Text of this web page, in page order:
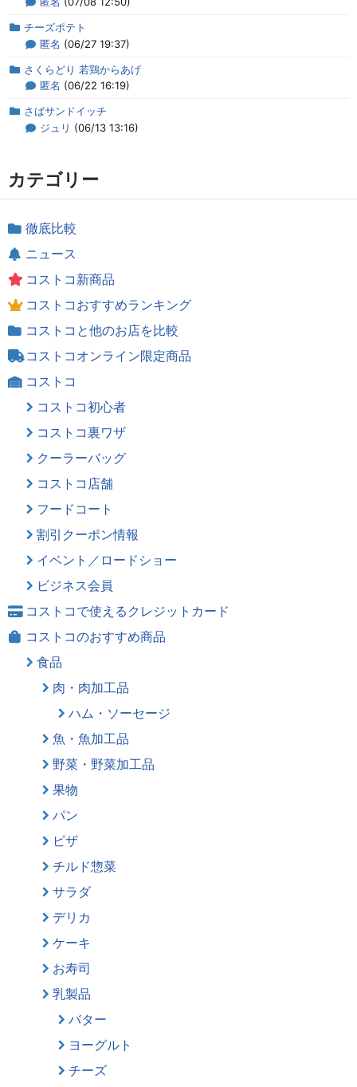
チーズポテト
匿名 (06/27 19:37)
さくらどり 若鶏からあげ
匿名 (06/22 16:19)
さばサンドイッチ
ジュリ (06/13 13:16)
カテゴリー
徹底比較
ニュース
コストコ新商品
コストコおすすめランキング
コストコと他のお店を比較
コストコオンライン限定商品
コストコ
コストコ初心者
コストコ裏ワザ
クーラーバッグ
コストコ店舗
フードコート
割引クーポン情報
イベント／ロードショー
ビジネス会員
コストコで使えるクレジットカード
コストコのおすすめ商品
食品
肉・肉加工品
ハム・ソーセージ
魚・魚加工品
野菜・野菜加工品
果物
パン
ピザ
チルド惣菜
サラダ
デリカ
ケーキ
お寿司
乳製品
バター
ヨーグルト
チーズ